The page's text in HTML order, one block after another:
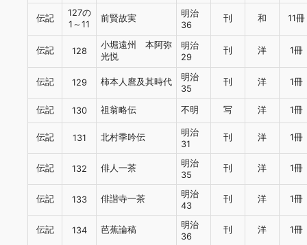
伝記
127の
1～11
前賢故実
明治
36
刊 和 11冊
伝記 128
小堀遠州 本阿弥
光悦
明治
29
刊 洋 1冊
伝記 129 柿本人麿及其時代
明治
35
刊 洋 1冊
伝記 130 祖翁略伝 不明 写 洋 1冊
伝記 131 北村季吟伝
明治
31
刊 洋 1冊
伝記 132 俳人一茶
明治
35
刊 洋 1冊
伝記 133 俳諧寺一茶
明治
43
刊 洋 1冊
伝記 134 芭蕉論稿
明治
36
刊 洋 1冊